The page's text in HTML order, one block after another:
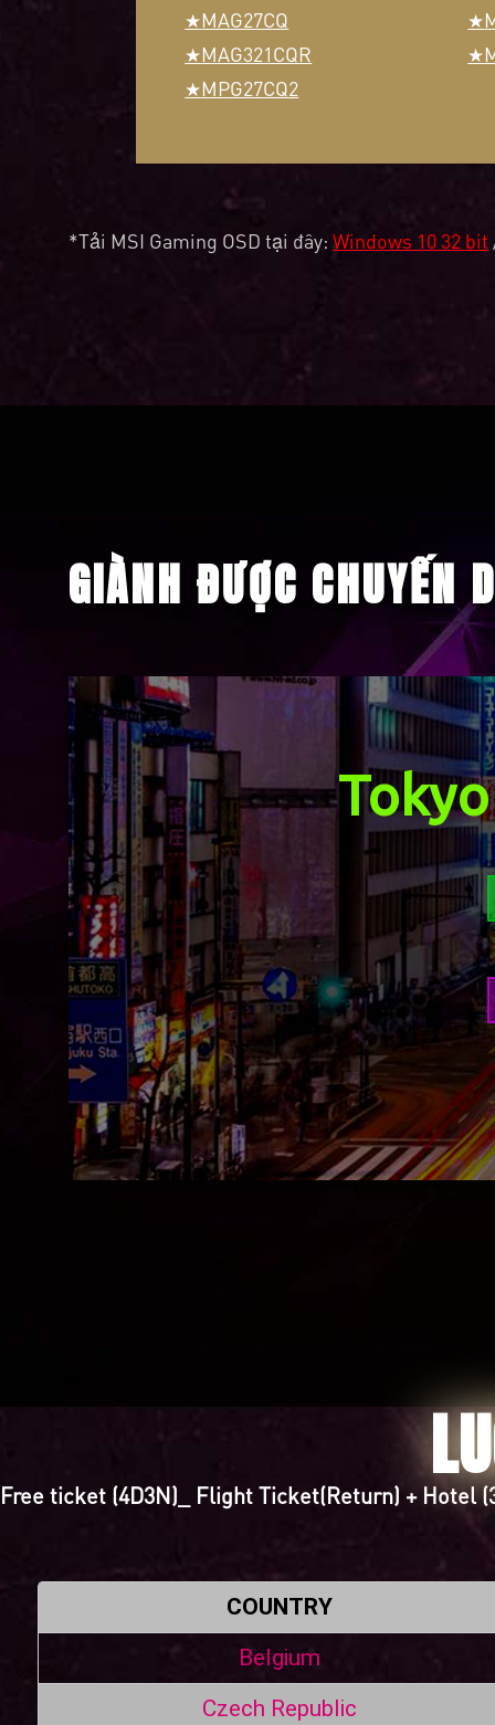
MAG27CQ
MAG321CQR
MPG27CQ2
*Tải MSI Gaming OSD tại đây:Windows 10 32 bit
GIÀNH ĐƯỢC CHUYẾN
Free ticket (4D3N)_ Flight Ticket(Return) + Hotel
COUNTRY
Belgium
Czech Republic